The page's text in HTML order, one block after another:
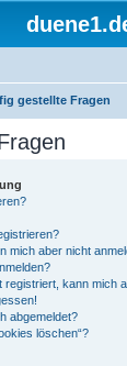
gestellte Fragen
mich aber nicht
registriert, kann mich
abgemeldet?
löschen“?